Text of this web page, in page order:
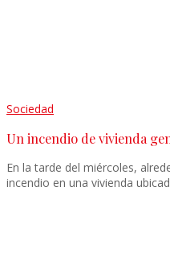
Sociedad
Un incendio de vivienda
En la tarde del miércoles,
incendio en una vivienda